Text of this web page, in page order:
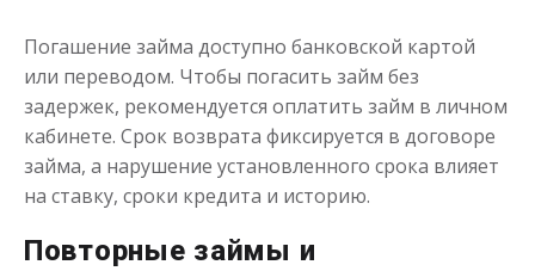
Погашение займа доступно банковской картой
или переводом. Чтобы погасить займ без
задержек, рекомендуется оплатить займ в личном
кабинете. Срок возврата фиксируется в договоре
займа, а нарушение установленного срока влияет
на ставку, сроки кредита и историю.
Повторные займы и